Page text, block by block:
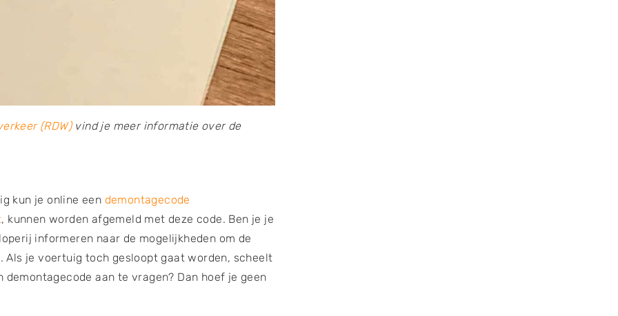
(RDW)vind je meer informatie over de
kun je online een demontagecode
, kunnen worden afgemeld met deze code. Ben je je
informeren naar de mogelijkheden om de
je voertuig toch gesloopt gaat worden, scheelt
aan te vragen? Dan hoef je geen